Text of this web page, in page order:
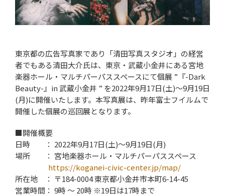
東京都の広告写真家であり「清田写真スタジオ」の経営
者でもある清田大介氏は、東京・武蔵小金井にある宮地
楽器ホール・マルチパーパススペースにて個展 ”『-Dark
Beauty-』in 武蔵小金井 ” を2022年9月17日(土)～9月19日
(月)に開催いたします。本写真展は、昨年富士フイルムで
開催した個展の巡回展となります。
■開催概要
日時 ： 2022年9月17日(土)～9月19日(月)
場所 ： 宮地楽器ホール・マルチパーパススペース
https://koganei-civic-center.jp/map/
所在地 ： 〒184-0004 東京都小金井市本町6-14-45
営業時間： 9時 ～ 20時 ※19日は17時まで